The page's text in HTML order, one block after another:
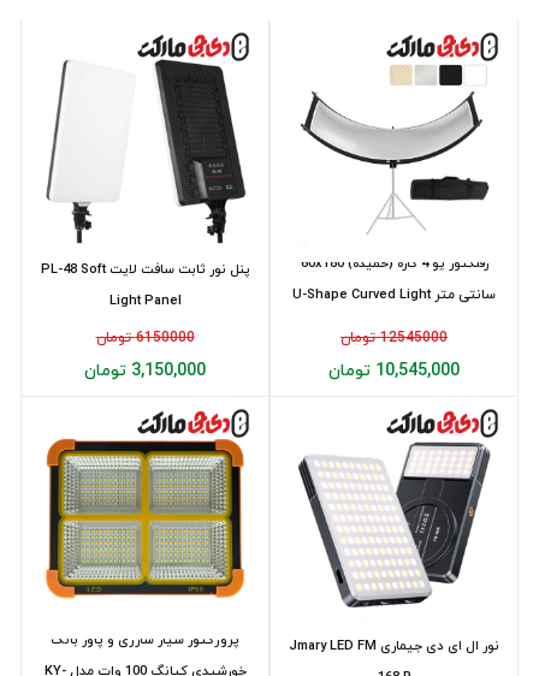
پنل نور ثابت سافت لايت PL-48 Soft
Light Panel
6150000 تومان
3,150,000 تومان
رفلکتور یو 4 کاره (خمیده) 60x180
سانتی متر U-Shape Curved Light
12545000 تومان
10,545,000 تومان
پروژکتور سیار شارژی و پاور بانک
خورشیدی کیانگ 100 وات مدل KY-
نور ال ای دی جیماری Jmary LED FM